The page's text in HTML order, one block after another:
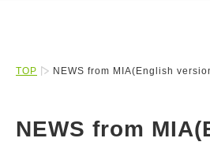
TOP NEWS from MIA(English
NEWS from